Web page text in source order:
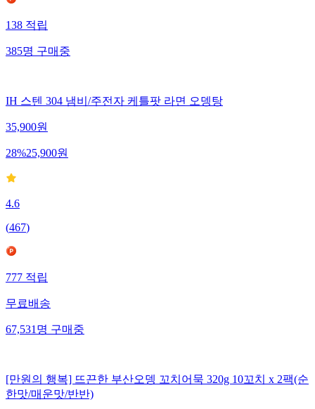
138 적립
385명 구매중
IH 스텐 304 냄비/주전자 케틀팟 라면 오뎅탕
35,900원
28%25,900원
4.6
(467)
777 적립
무료배송
67,531 명 구매중
[만원의 행복] 뜨끈한 부산오뎅 꼬치어묵 320g 10꼬치 x 2팩(순
한맛/매운맛/반반)